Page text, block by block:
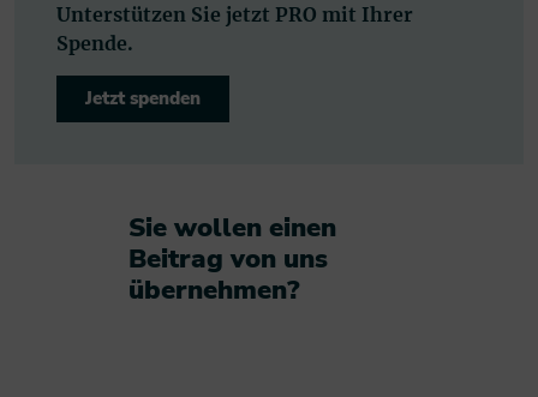
Unterstützen Sie jetzt PRO mit Ihrer
Spende.
Jetzt spenden
Sie wollen einen
Beitrag von uns
übernehmen?​